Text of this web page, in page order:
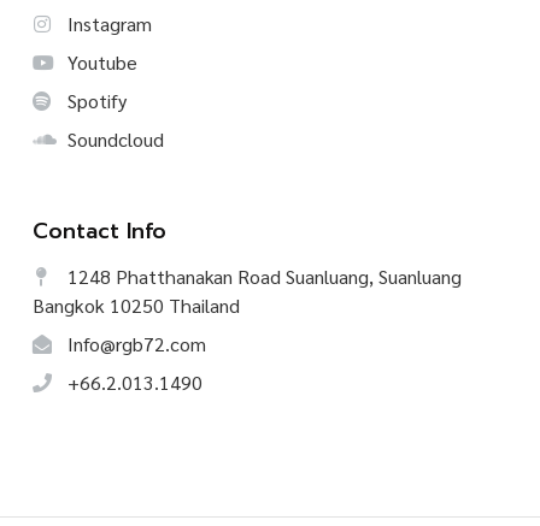
Instagram
Youtube
Spotify
Soundcloud
Contact Info
1248 Phatthanakan Road Suanluang, Suanluang
Bangkok 10250 Thailand
Info@rgb72.com
+66.2.013.1490